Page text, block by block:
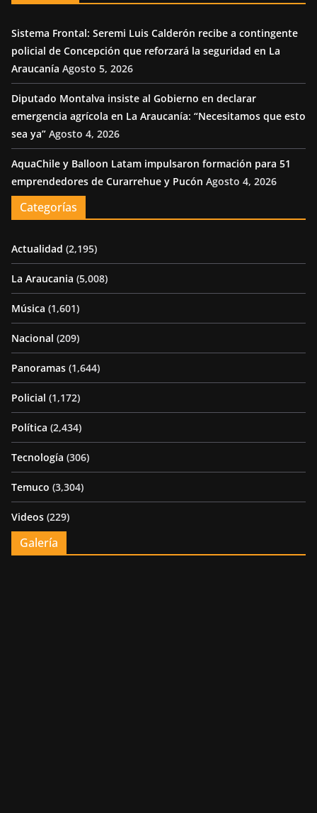
Sistema Frontal: Seremi Luis Calderón recibe a contingente
policial de Concepción que reforzará la seguridad en La
Araucanía Agosto 5, 2026
Diputado Montalva insiste al Gobierno en declarar
emergencia agrícola en La Araucanía: “Necesitamos que esto
sea ya” Agosto 4, 2026
AquaChile y Balloon Latam impulsaron formación para 51
emprendedores de Curarrehue y Pucón Agosto 4, 2026
Categorías
Actualidad (2,195)
La Araucania (5,008)
Música (1,601)
Nacional (209)
Panoramas (1,644)
Policial (1,172)
Política (2,434)
Tecnología (306)
Temuco (3,304)
Videos (229)
Galería